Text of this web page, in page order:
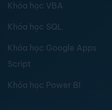
Khóa học VBA
Khóa học SQL
Khóa học Google Apps
Script
Khóa học Power BI